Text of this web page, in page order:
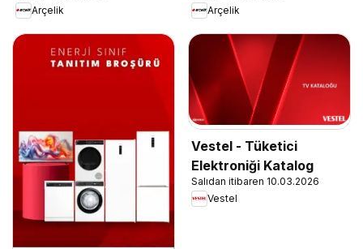
Arçelik
Arçelik
Vestel - Tüketici
Elektroniği Katalog
Salıdan itibaren 10.03.2026
Vestel